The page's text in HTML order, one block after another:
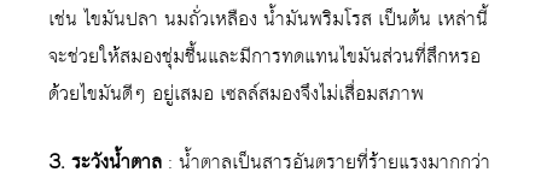
เช่น ไขมันปลา นมถั่วเหลือง น้ำมันพริมโรส เป็นต้น เหล่านี้
จะช่วยให้สมองชุ่มชื้นและมีการทดแทนไขมันส่วนที่สึกหรอ
ด้วยไขมันดีๆ อยู่เสมอ เซลล์สมองจึงไม่เสื่อมสภาพ
3. ระวังน้ำตาล : น้ำตาลเป็นสารอันตรายที่ร้ายแรงมากกว่า